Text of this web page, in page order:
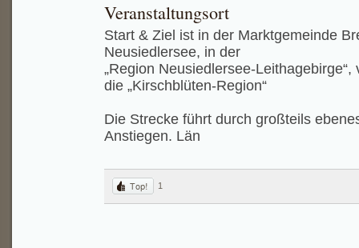
Veranstaltungsort
Start & Ziel ist in der Marktgemeinde
Neusiedlersee, in der
„Region Neusiedlersee-
die „Kirschblüten-Region“
Die Strecke führt durch großteils
Anstiegen. Län
1